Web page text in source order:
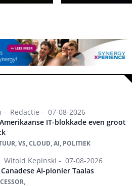
- Redactie - 07-08-2026
IT-blokkade even groot
VS, CLOUD, AI, POLITIEK
Witold Kepinski - 07-08-2026
AI-pionier Taalas